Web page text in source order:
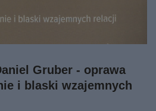
Gruber - oprawa
i blaski wzajemnych